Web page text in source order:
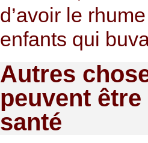
d’avoir le
enfants qui
Autres
peuvent
santé